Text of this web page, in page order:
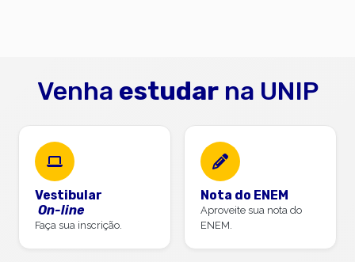
Venha estudarna UNIP
Vestibular
On-line
Faça sua inscrição.
Nota do ENEM
Aproveite sua nota do
ENEM.